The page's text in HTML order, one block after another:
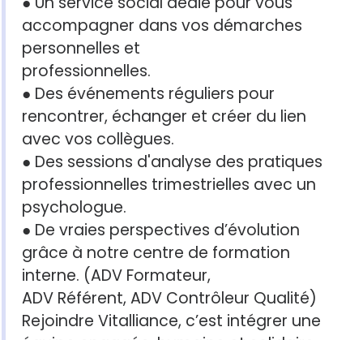
accompagner dans vos démarches
personnelles et
professionnelles.
● Des événements réguliers pour
rencontrer, échanger et créer du lien
avec vos collègues.
● Des sessions d'analyse des pratiques
professionnelles trimestrielles avec un
psychologue.
● De vraies perspectives d’évolution
grâce à notre centre de formation
interne. (ADV Formateur,
ADV Référent, ADV Contrôleur Qualité)
Rejoindre Vitalliance, c’est intégrer une